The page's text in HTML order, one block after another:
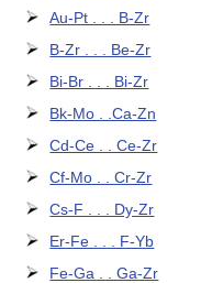
Au-Pt . . . B-Zr
B-Zr . . . Be-Zr
Bi-Br . . . Bi-Zr
Bk-Mo . .Ca-Zn
Cd-Ce . . Ce-Zr
Cf-Mo . . Cr-Zr
Cs-F . . . Dy-Zr
Er-Fe . . . F-Yb
Fe-Ga . . Ga-Zr